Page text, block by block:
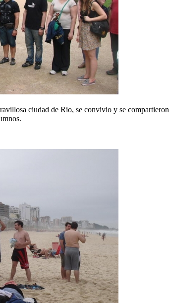
ciudad de Rio, se convivio y se compartieron